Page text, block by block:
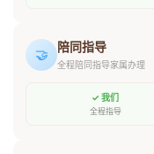
🤝 陪同指导
全程陪同指导家属办理
✓ 我们
全程指导